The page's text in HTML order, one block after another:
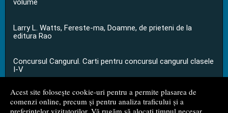
Acest site folosește cookie-uri pentru a permite plasarea de
comenzi online, precum și pentru analiza traficului și a
preferințelor vizitatorilor. Vă rugăm să alocați timpul necesar
volume
Larry L. Watts, Fereste-ma, Doamne, de prieteni de la
editura Rao
Concursul Cangurul. Carti pentru concursul cangurul clasele
I-V
...toate știrile